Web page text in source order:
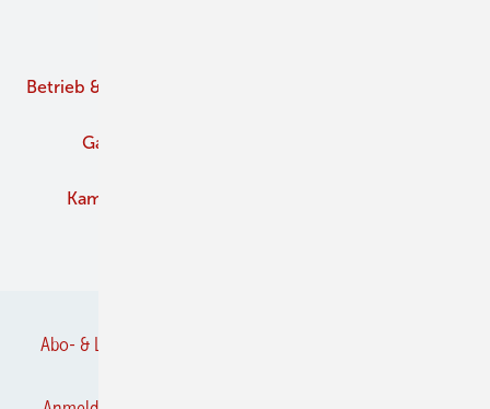
Betrieb & Management
Gaskamine
Kaminofen
Abo- & Leserservice